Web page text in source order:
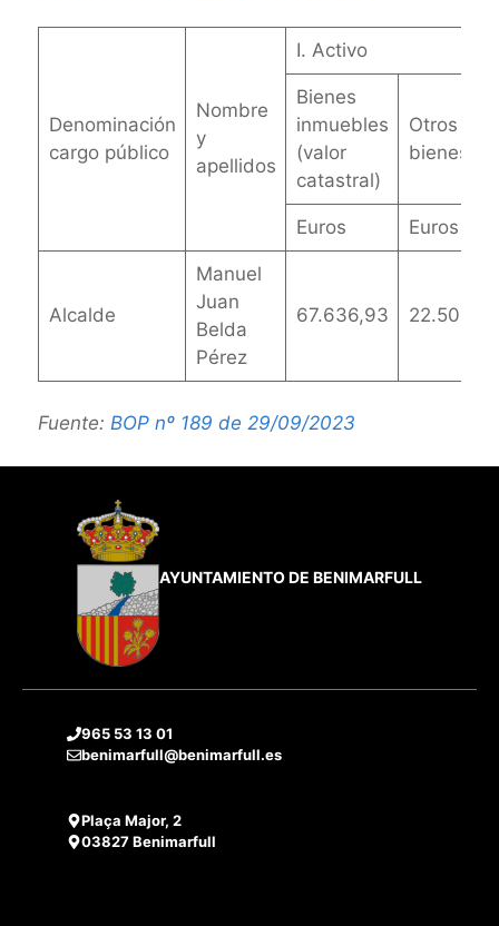
Denominación
cargo público
Nombre
y
apellidos
I. Activo
Bienes
inmuebles
(valor
catastral)
Otros
bienes
Euros Euros
Alcalde
Manuel
Juan
Belda
Pérez
67.636,93 22.500
Fuente: BOP nº 189 de 29/09/2023
AYUNTAMIENTO DE BENIMARFULL
965 53 13 01
benimarfull@benimarfull.es
Plaça Major, 2
03827 Benimarfull